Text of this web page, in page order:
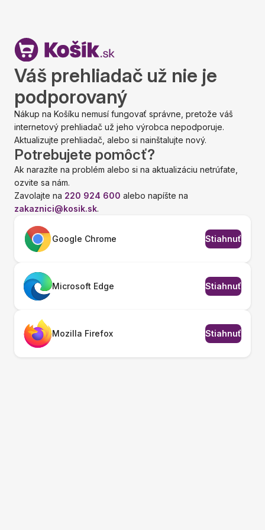
Váš prehliadač už nie je
podporovaný
Nákup na Košíku nemusí fungovať správne, pretože váš
internetový prehliadač už jeho výrobca nepodporuje.
Aktualizujte prehliadač, alebo si nainštalujte nový.
Potrebujete pomôcť?
Ak narazíte na problém alebo si na aktualizáciu netrúfate,
ozvite sa nám.
Zavolajte na 220 924 600 alebo napíšte na
zakaznici@kosik.sk.
Google Chrome Stiahnuť
Microsoft Edge Stiahnuť
Mozilla Firefox Stiahnuť